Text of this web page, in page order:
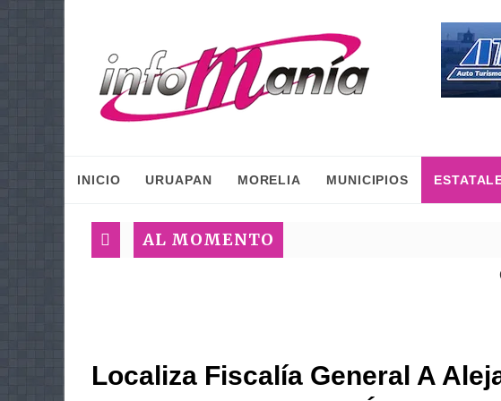
INICIO URUAPAN MORELIA MUNICIPIOS
AL MOMENTO
Gaby
Localiza Fiscalía General A